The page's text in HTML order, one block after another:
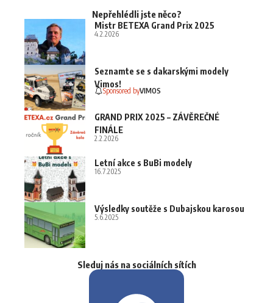
Nepřehlédli jste něco?
Mistr BETEXA Grand Prix 2025
4.2.2026
Seznamte se s dakarskými modely
Vimos!
Sponsored byVIMOS
GRAND PRIX 2025 – ZÁVĚREČNÉ
FINÁLE
2.2.2026
Letní akce s BuBi modely
16.7.2025
Výsledky soutěže s Dubajskou karosou
5.6.2025
Sleduj nás na sociálních sítích